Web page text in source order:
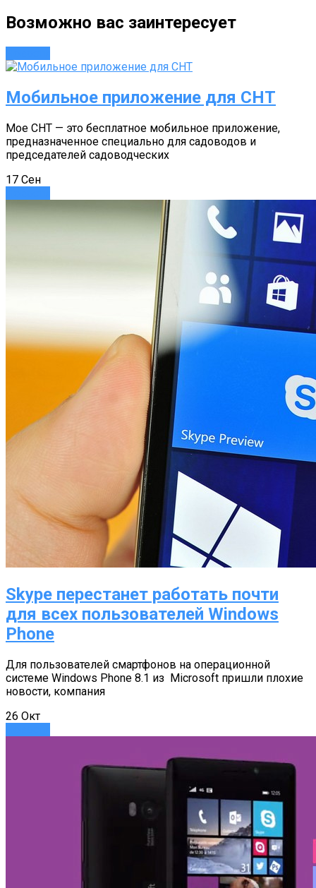
Возможно вас заинтересует
Мобильное приложение для СНТ
Мое СНТ — это бесплатное мобильное приложение,
предназначенное специально для садоводов и
председателей садоводческих
17 Сен
Skype перестанет работать почти
для всех пользователей Windows
Phone
Для пользователей смартфонов на операционной
системе Windows Phone 8.1 из Microsoft пришли плохие
новости, компания
26 Окт